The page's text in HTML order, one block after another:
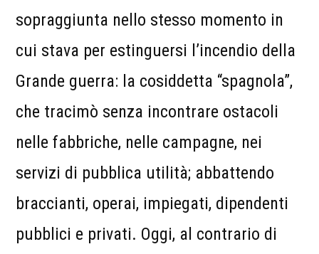
sopraggiunta nello stesso momento in
cui stava per estinguersi l’incendio della
Grande guerra: la cosiddetta “spagnola”,
che tracimò senza incontrare ostacoli
nelle fabbriche, nelle campagne, nei
servizi di pubblica utilità; abbattendo
braccianti, operai, impiegati, dipendenti
pubblici e privati. Oggi, al contrario di